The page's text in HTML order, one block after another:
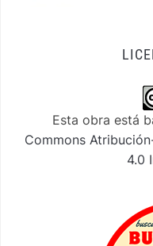
Esta obra está
Commons
4.0